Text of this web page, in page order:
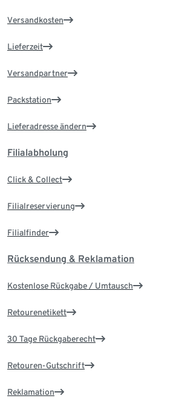
Versandkosten
Lieferzeit
Versandpartner
Packstation
Lieferadresse ändern
Filialabholung
Click & Collect
Filialreservierung
Filialfinder
Rücksendung & Reklamation
Kostenlose Rückgabe / Umtausch
Retourenetikett
30 Tage Rückgaberecht
Retouren-Gutschrift
Reklamation